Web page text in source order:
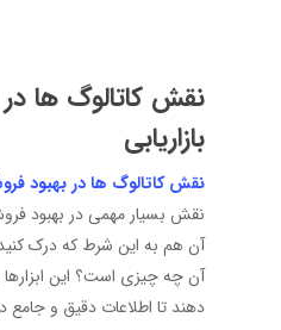
نقش کاتالوگ‌ ها
بازاریابی
نقش کاتالوگ‌ ها در بهبود
نقش بسیار مهمی در بهبود
آن هم به این شرط که درک
آن چه چیزی است؟ این
‌دهند تا اطلاعات دقیق و